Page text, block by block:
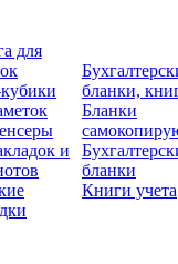
для
и
бланки,
Бланки
бланки
Книги учета